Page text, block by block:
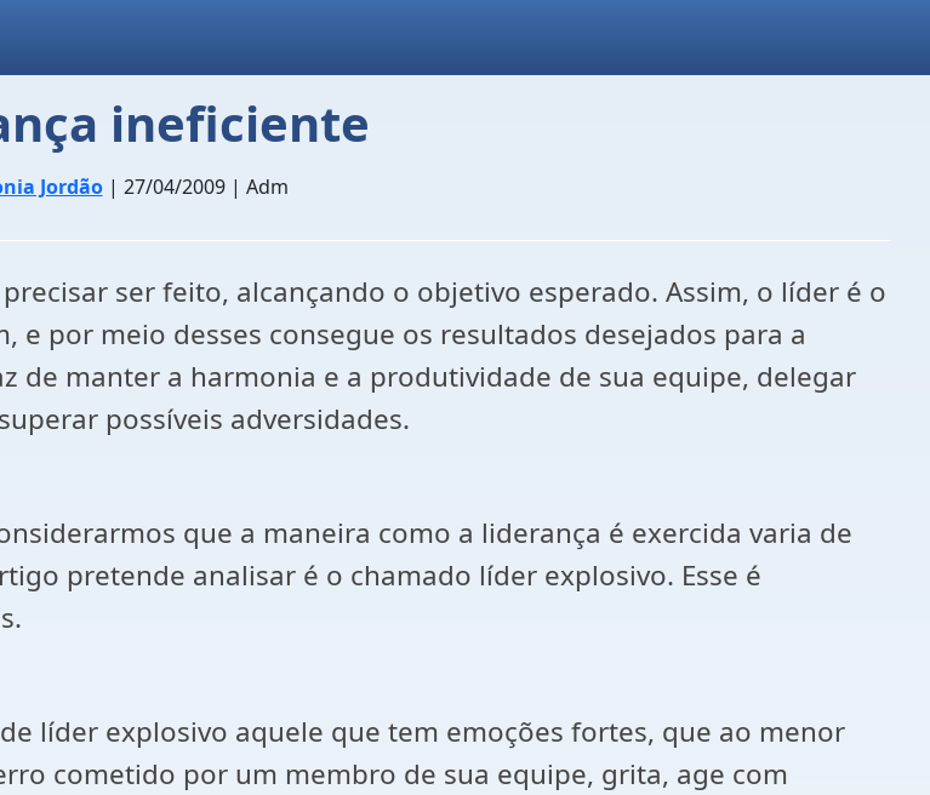
ineficiente
Jordão| 27/04/2009 | Adm
ser feito, alcançando o objetivo esperado. Assim, o líder é o
e por meio desses consegue os resultados desejados para a
de manter a harmonia e a produtividade de sua equipe, delegar
possíveis adversidades.
que a maneira como a liderança é exercida varia de
pretende analisar é o chamado líder explosivo. Esse é
líder explosivo aquele que tem emoções fortes, que ao menor
cometido por um membro de sua equipe, grita, age com